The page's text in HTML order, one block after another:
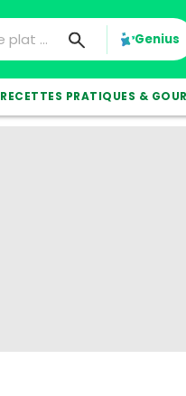
Genius
RECETTES PRATIQUES &